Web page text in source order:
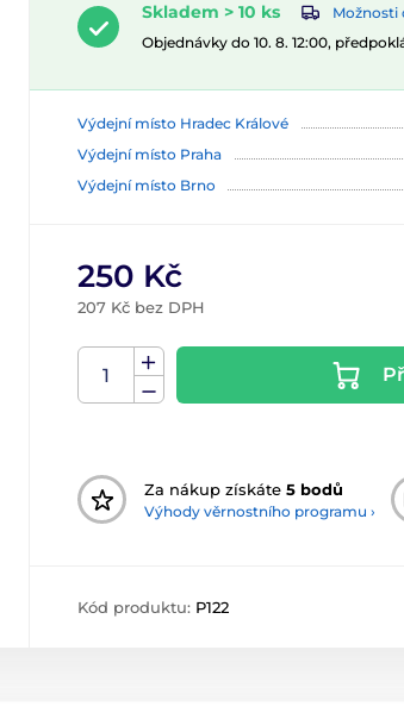
Skladem > 10 ks
Možnosti
Objednávky do 10. 8. 12:00,
Výdejní místo Hradec Králové
Výdejní místo Praha
Výdejní místo Brno
250 Kč
207 Kč bez DPH
Za nákup získáte 5 bodů
Výhody věrnostního programu ›
Kód produktu: P122